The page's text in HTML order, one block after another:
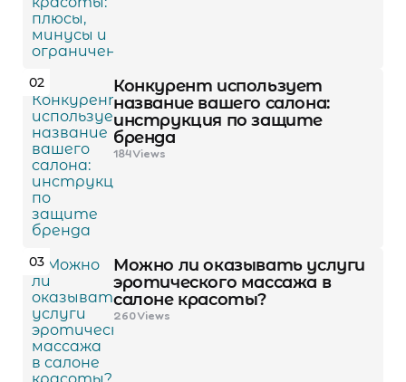
02
Конкурент использует
название вашего салона:
инструкция по защите
бренда
184Views
03
Можно ли оказывать услуги
эротического массажа в
салоне красоты?
260Views